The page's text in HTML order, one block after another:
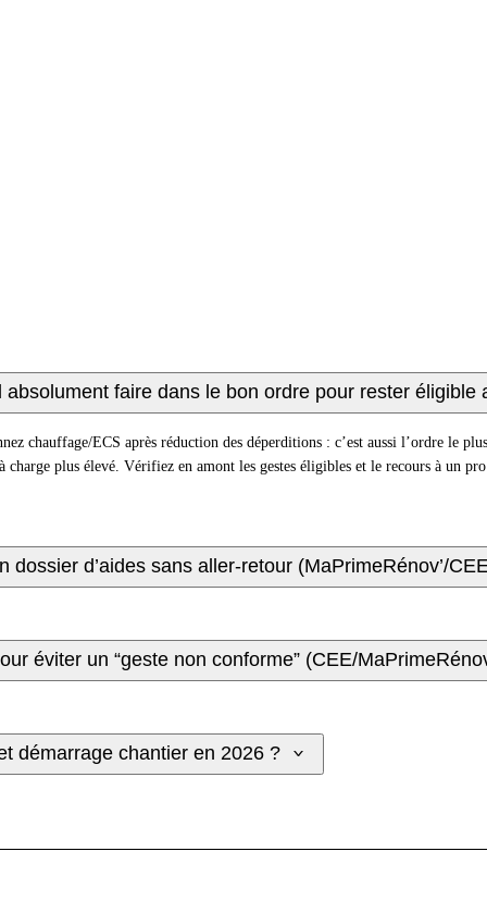
faire dans le bon ordre pour rester éligible
chauffage/ECS après réduction des déperditions : c’est aussi l’ordre le
charge plus élevé. Vérifiez en amont les gestes éligibles et le recours à un
d’aides sans aller-retour (MaPrimeRénov’/
éviter un “geste non conforme” (CEE/
démarrage chantier en 2026 ?